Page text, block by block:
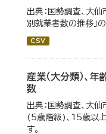
出典：国勢調査、大
別就業者数の推移」
CSV
産業（大分類）、
数
出典：国勢調査、大
(5歳階級)、15歳以上
す。